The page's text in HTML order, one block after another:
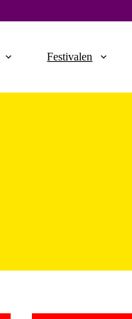
Festivalen